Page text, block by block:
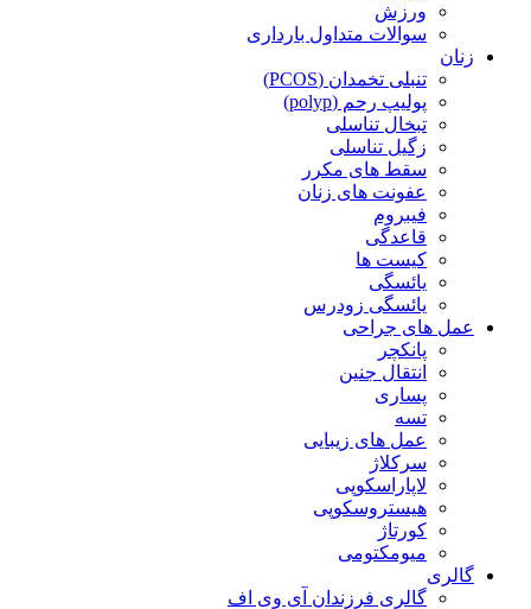
ورزش
سوالات متداول بارداری
زنان
تنبلی تخمدان (PCOS)
پولیپ رحم (polyp)
تبخال تناسلی
زگیل تناسلی
سقط های مکرر
عفونت های زنان
فیبروم
قاعدگی
کیست ها
یائسگی
یائسگی زودرس
عمل های جراحی
پانکچر
انتقال جنین
پساری
تسه
عمل های زیبایی
سرکلاژ
لاپاراسکوپی
هیستروسکوپی
کورتاژ
میومکتومی
گالری
گالری فرزندان آی وی اف